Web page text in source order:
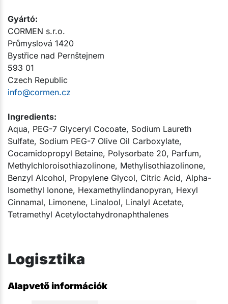
Gyártó:​
CORMEN s.r.o.
Průmyslová 1420
Bystřice nad Pernštejnem
593 01
Czech Republic
info@cormen.cz
Ingredients:
Aqua, PEG-7 Glyceryl Cocoate, Sodium Laureth
Sulfate, Sodium PEG-7 Olive Oil Carboxylate,
Cocamidopropyl Betaine, Polysorbate 20, Parfum,
Methylchloroisothiazolinone, Methylisothiazolinone,
Benzyl Alcohol, Propylene Glycol, Citric Acid, Alpha-
Isomethyl Ionone, Hexamethylindanopyran, Hexyl
Cinnamal, Limonene, Linalool, Linalyl Acetate,
Tetramethyl Acetyloctahydronaphthalenes​​​
Logisztika
Alapvető információk